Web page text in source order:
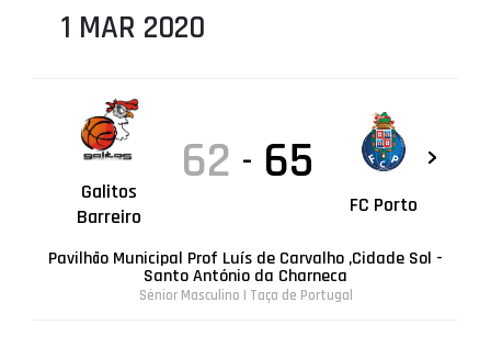
1 MAR 2020
Galitos
Barreiro
62 - 65
FC Porto
Pavilhão Municipal Prof Luís de Carvalho ,Cidade Sol -
Santo António da Charneca
Sénior Masculino | Taça de Portugal